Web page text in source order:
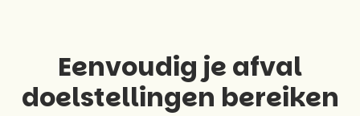
Eenvoudig je afval
doelstellingen bereiken